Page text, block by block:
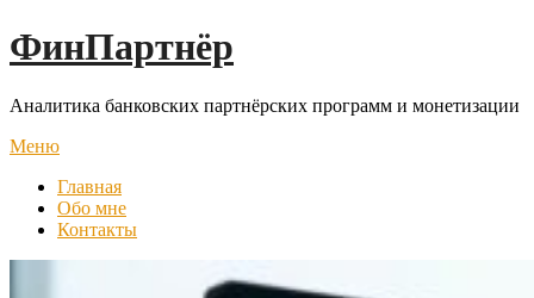
ФинПартнёр
Аналитика банковских партнёрских программ и монетизации
Меню
Главная
Обо мне
Контакты